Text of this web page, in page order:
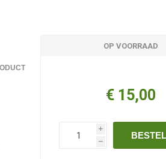
OP VOORRAAD
€ 15,00
i
h